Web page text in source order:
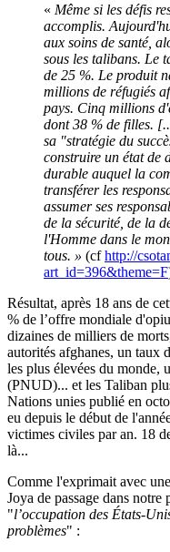
« Même si les défis
accomplis.
aux soins de santé,
sous les talibans. Le
de 25 %. Le produit
millions de réfugiés
pays. Cinq millions
dont 38 % de filles.
sa "stratégie du
construire un état de
durable auquel la
transférer les
assumer ses
de la sécurité, de la
l'Homme dans le
tous. » (cfhttp://
art_id=396&theme=F
Résultat, après 18 ans de
% de l’offre mondiale
dizaines de milliers de
autorités afghanes, un taux
les plus élevées du monde,
(PNUD)... et les Taliban
Nations unies publié en
eu depuis le début de
victimes civiles par an. 18
là...
Comme l'exprimait avec
Joya de passage dans
"l’occupation des États-
problèmes" :